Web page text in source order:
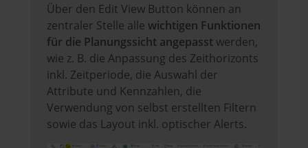
Über den Edit View Button können an
zentraler Stelle alle wichtigen Funktionen
für die Planungssicht angepasstwerden,
wie z. B. die Anpassung des Zeithorizonts
inkl. Zeitperiode, die Auswahl der
Attribute und Kennzahlen, die
Verwendung von selbst erstellten Filtern
sowie das Layout inkl. optischer Alerts.